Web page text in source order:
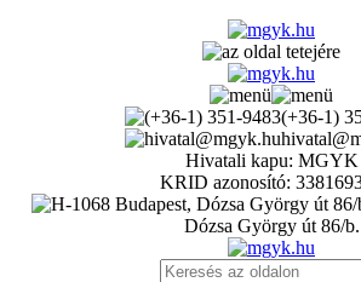
(+36-1)
Hivatali kapu: MGYK
KRID azonosító:
Dózsa György út 86/b.